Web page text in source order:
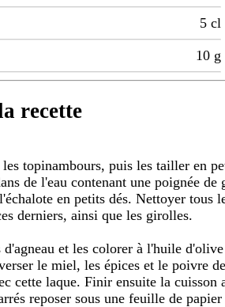
5 cl
10 g
recette
topinambours, puis les tailler en
de l'eau contenant une poignée de
en petits dés. Nettoyer tous
derniers, ainsi que les girolles.
d'agneau et les colorer à l'huile
le miel, les épices et le poivre
cette laque. Finir ensuite la cuisson
reposer sous une feuille de